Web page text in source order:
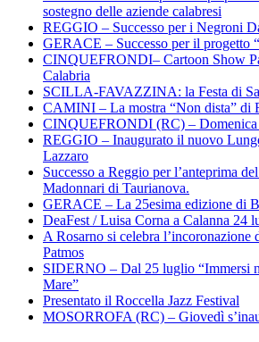
sostegno delle aziende calabresi
REGGIO – Successo per i Negroni
GERACE – Successo per il progetto
CINQUEFRONDI– Cartoon Show
Calabria
SCILLA-FAVAZZINA: la Festa di
CAMINI – La mostra “Non dista” di
CINQUEFRONDI (RC) – Domenica
REGGIO – Inaugurato il nuovo
Lazzaro
Successo a Reggio per l’anteprima
Madonnari di Taurianova.
GERACE – La 25esima edizione di
DeaFest / Luisa Corna a Calanna 24
A Rosarno si celebra l’incoronazione
Patmos
SIDERNO – Dal 25 luglio “Immersi
Mare”
Presentato il Roccella Jazz Festival
MOSORROFA (RC) – Giovedì